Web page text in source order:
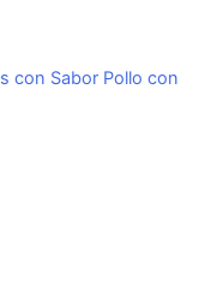
con Sabor Pollo con